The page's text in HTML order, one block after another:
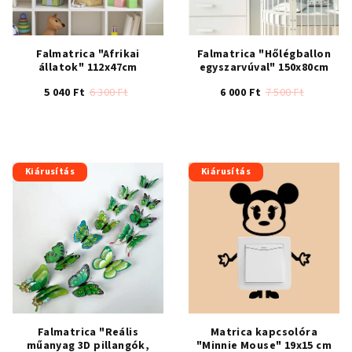
Falmatrica "Afrikai
állatok" 112x47cm
5 040 Ft 6 300 Ft
4,5
csillag.
Falmatrica "Hőlégballon
egyszarvúval" 150x80cm
6 000 Ft 7 500 Ft
ből
4,7
csillag.
Kiárusítás
Falmatrica "Reális
műanyag 3D pillangók,
Kiárusítás
Matrica kapcsolóra
"Minnie Mouse" 19x15 cm